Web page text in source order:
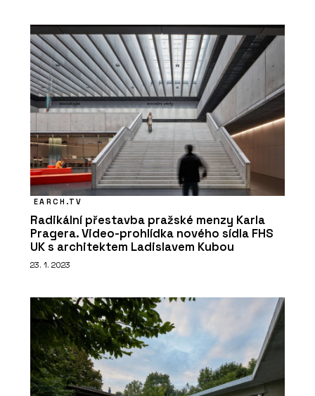
EARCH.TV
Radikální přestavba pražské menzy Karla
Pragera. Video-prohlídka nového sídla FHS
UK s architektem Ladislavem Kubou
23. 1. 2023